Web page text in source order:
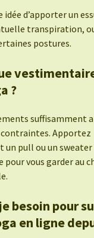
idée d’apporter un
transpiration,
postures.
?
suffisamment
Apportez
un pull ou un sweater
vous garder au
besoin pour
en ligne